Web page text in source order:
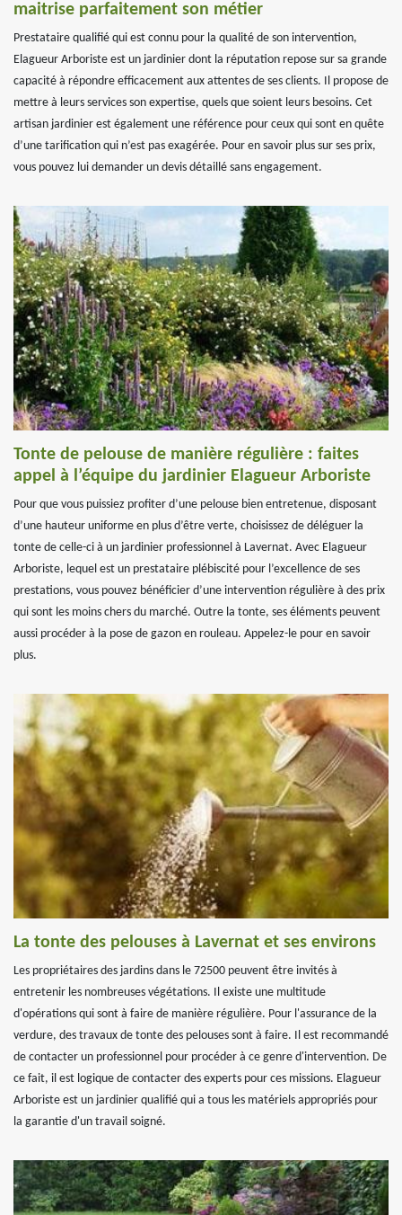
maitrise parfaitement son métier
Prestataire qualifié qui est connu pour la qualité de son intervention,
Elagueur Arboriste est un jardinier dont la réputation repose sur sa grande
capacité à répondre efficacement aux attentes de ses clients. Il propose de
mettre à leurs services son expertise, quels que soient leurs besoins. Cet
artisan jardinier est également une référence pour ceux qui sont en quête
d’une tarification qui n’est pas exagérée. Pour en savoir plus sur ses prix,
vous pouvez lui demander un devis détaillé sans engagement.
Tonte de pelouse de manière régulière : faites
appel à l’équipe du jardinier Elagueur Arboriste
Pour que vous puissiez profiter d’une pelouse bien entretenue, disposant
d’une hauteur uniforme en plus d’être verte, choisissez de déléguer la
tonte de celle-ci à un jardinier professionnel à Lavernat. Avec Elagueur
Arboriste, lequel est un prestataire plébiscité pour l’excellence de ses
prestations, vous pouvez bénéficier d’une intervention régulière à des prix
qui sont les moins chers du marché. Outre la tonte, ses éléments peuvent
aussi procéder à la pose de gazon en rouleau. Appelez-le pour en savoir
plus.
La tonte des pelouses à Lavernat et ses environs
Les propriétaires des jardins dans le 72500 peuvent être invités à
entretenir les nombreuses végétations. Il existe une multitude
d'opérations qui sont à faire de manière régulière. Pour l'assurance de la
verdure, des travaux de tonte des pelouses sont à faire. Il est recommandé
de contacter un professionnel pour procéder à ce genre d'intervention. De
ce fait, il est logique de contacter des experts pour ces missions. Elagueur
Arboriste est un jardinier qualifié qui a tous les matériels appropriés pour
la garantie d'un travail soigné.